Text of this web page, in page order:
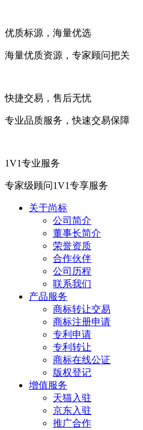
优质标源，海量优选
海量优质资源，专家顾问把关
快捷交易，售后无忧
专业品质服务，快速交易保障
1V1专业服务
专家级顾问1V1专享服务
关于尚标
公司简介
董事长简介
荣誉资质
合作伙伴
公司历程
联系我们
产品服务
商标转让交易
商标注册申请
专利申请
专利转让
商标在线公证
版权登记
增值服务
天猫入驻
京东入驻
推广合作